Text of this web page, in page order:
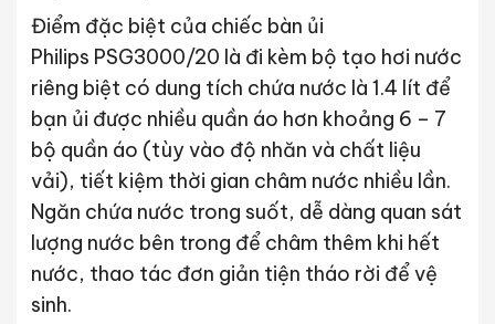
Điểm đặc biệt của chiếc bàn ủi
Philips PSG3000/20 là đi kèm bộ tạo hơi nước
riêng biệt có dung tích chứa nước là 1.4 lít để
bạn ủi được nhiều quần áo hơn khoảng 6 – 7
bộ quần áo (tùy vào độ nhăn và chất liệu
vải), tiết kiệm thời gian châm nước nhiều lần.
Ngăn chứa nước trong suốt, dễ dàng quan sát
lượng nước bên trong để châm thêm khi hết
nước, thao tác đơn giản tiện tháo rời để vệ
sinh.